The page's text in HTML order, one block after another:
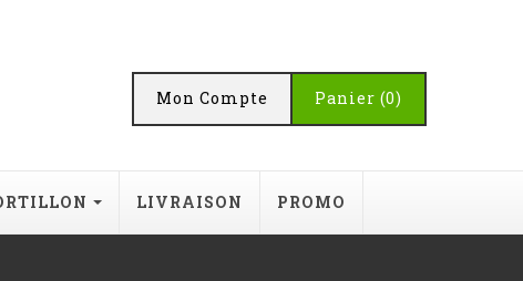
Panier (0)
Mon Compte
LIVRAISON PROMO